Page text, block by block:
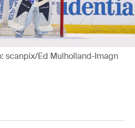
scanpix/Ed Mulholland-Imagn